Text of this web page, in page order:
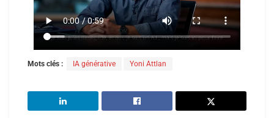
Mots clés : IA générative Yoni Attlan